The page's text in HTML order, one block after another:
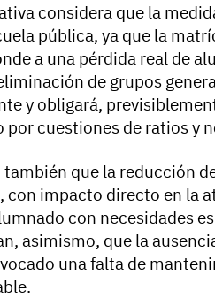
considera que la
pública, ya que la
a una pérdida real de
de grupos
y obligará,
por cuestiones de ratios y
también que la reducción
con impacto directo en la
con necesidades
asimismo, que la
una falta de